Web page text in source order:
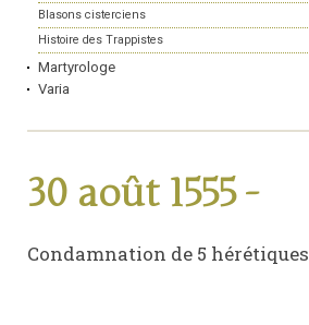
Blasons cisterciens
Histoire des Trappistes
Martyrologe
Varia
30 août 1555 -
Condamnation de 5 hérétiques